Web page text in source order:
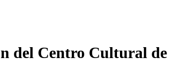
del Centro Cultural de